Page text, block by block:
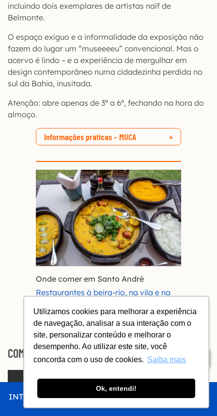
Utilizamos cookies para melhorar a experiência
de navegação, analisar a sua interação com o
site, personalizar conteúdo e melhorar o
desempenho. Ao utilizar este site, você
concorda com o uso de cookies. Saiba mais
Ok, entendi!
INTRO CHEGAR FICAR COMER FAZER
Índice
incluindo dois exemplares de artistas naïf de
Belmonte.
O espaço exíguo e a informalidade da exposição não
fazem do lugar um “museeeeu” convencional. Mas o
acervo é lindo – e a experiência de mergulhar em
design contemporâneo numa cidadezinha perdida no
sul da Bahia, inusitada.
Atenção: abre apenas de 3ª a 6ª, fechando na hora do
almoço.
Informações práticas – MUCA
Onde comer em Santo André
Restaurantes à beira-rio, na vila e na
Almoce em Cabrália e Praia do Mutá
COMO CHEGAR A BELMONTE